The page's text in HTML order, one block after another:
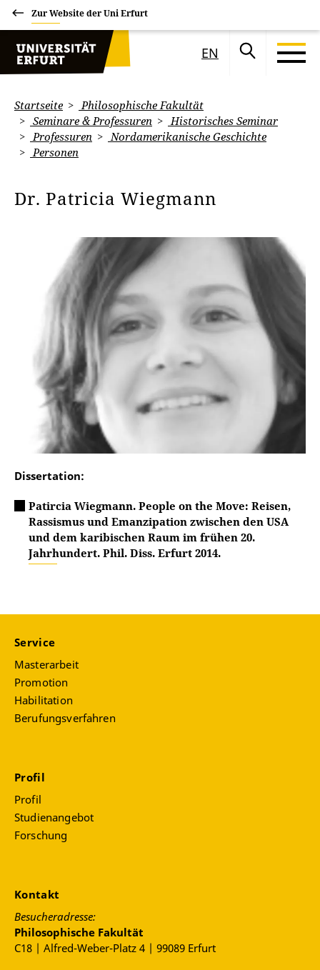
Zur Website der Uni Erfurt
EN
Startseite
Philosophische Fakultät
Seminare & Professuren
Historisches Seminar
Professuren
Nordamerikanische Geschichte
Personen
Dr. Patricia Wiegmann
Dissertation:
Patircia Wiegmann. People on the Move: Reisen,
Rassismus und Emanzipation zwischen den USA
und dem karibischen Raum im frühen 20.
Jahrhundert. Phil. Diss. Erfurt 2014.
Service
Masterarbeit
Promotion
Habilitation
Berufungsverfahren
Profil
Profil
Studienangebot
Forschung
Kontakt
Besucheradresse:
Philosophische Fakultät
C18 | Alfred-Weber-Platz 4 | 99089 Erfurt